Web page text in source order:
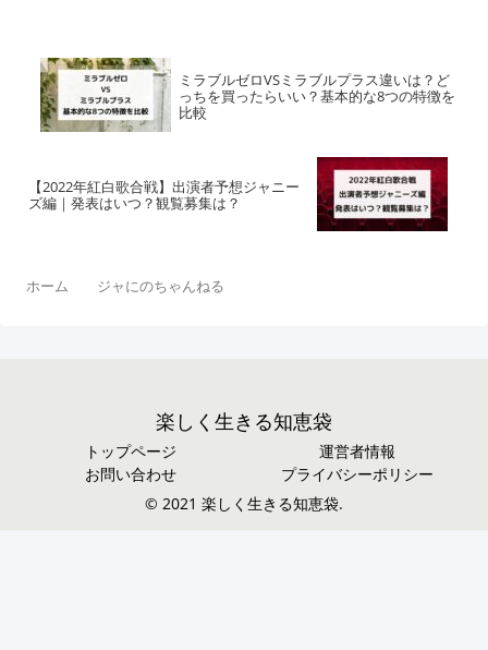
ミラブルゼロVSミラブルプラス違いは？ど
っちを買ったらいい？基本的な8つの特徴を
比較
【2022年紅白歌合戦】出演者予想ジャニー
ズ編｜発表はいつ？観覧募集は？
ホーム ジャにのちゃんねる
楽しく生きる知恵袋
トップページ
運営者情報
お問い合わせ
プライバシーポリシー
© 2021 楽しく生きる知恵袋.